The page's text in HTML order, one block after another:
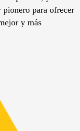
para ofrecer
y más